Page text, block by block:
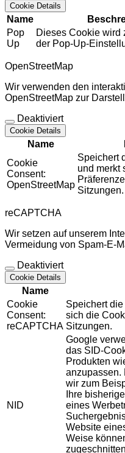
Cookie Details
Name
Pop
Up
Dieses Cookie wird
der Pop-Up-
OpenStreetMap
Wir verwenden den
OpenStreetMap zur
Deaktiviert
Cookie Details
Name
Cookie
Consent:
OpenStreetMap
Speichert
und merkt
Sitzungen.
reCAPTCHA
Wir setzen auf unserem
Vermeidung von Spam-E-
Deaktiviert
Cookie Details
Name
Cookie
Consent:
reCAPTCHA
Speichert
sich die
Sitzungen.
NID
Google
das SID-
Produkten
anzupassen.
wir zum
Ihre
eines
Website
Weise